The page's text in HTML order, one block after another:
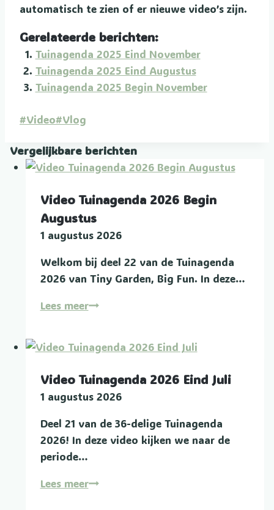
automatisch te zien of er nieuwe video’s zijn.
Gerelateerde berichten:
Tuinagenda 2025 Eind November
Tuinagenda 2025 Eind Augustus
Tuinagenda 2025 Begin November
Bericht
#Video#Vlog
Vergelijkbare berichten
Video Tuinagenda 2026 Begin
Augustus
1 augustus 2026
Welkom bij deel 22 van de Tuinagenda
2026 van Tiny Garden, Big Fun. In deze…
Lees meerVideo
Begin
Video Tuinagenda 2026 Eind Juli
1 augustus 2026
Deel 21 van de 36-delige Tuinagenda
2026! In deze video kijken we naar de
periode…
Lees meerVideo